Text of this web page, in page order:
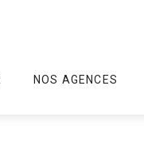
NOS AGENCES